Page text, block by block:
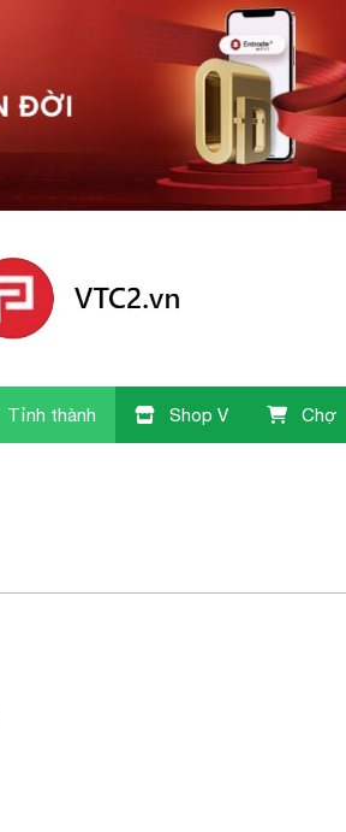
Tỉnh thành Shop V Chợ